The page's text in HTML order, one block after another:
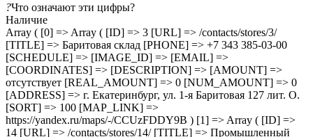
?Что означают эти цифры?
Наличие
Array ( [0] => Array ( [ID] => 3 [URL] => /contacts/stores/3/
[TITLE] => Баритовая склад [PHONE] => +7 343 385-03-00
[SCHEDULE] => [IMAGE_ID] => [EMAIL] =>
[COORDINATES] => [DESCRIPTION] => [AMOUNT] =>
отсутствует [REAL_AMOUNT] => 0 [NUM_AMOUNT] => 0
[ADDRESS] => г. Екатеринбург, ул. 1-я Баритовая 127 лит. О.
[SORT] => 100 [MAP_LINK] =>
https://yandex.ru/maps/-/CCUzFDDY9B ) [1] => Array ( [ID] =>
14 [URL] => /contacts/stores/14/ [TITLE] => Промышленный